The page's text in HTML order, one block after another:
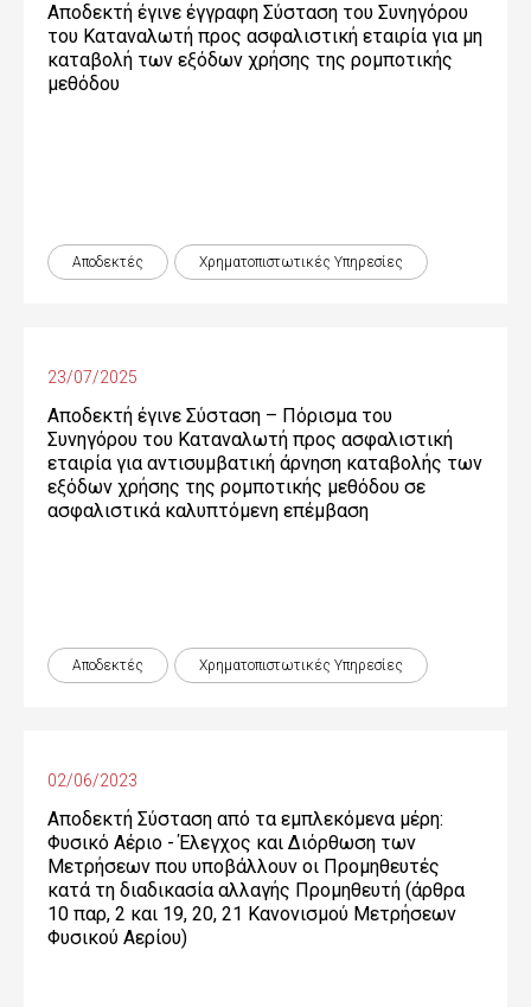
Αποδεκτή έγινε έγγραφη Σύσταση του Συνηγόρου
του Καταναλωτή προς ασφαλιστική εταιρία για μη
καταβολή των εξόδων χρήσης της ρομποτικής
μεθόδου
Αποδεκτές Χρηματοπιστωτικές Yπηρεσίες
23/07/2025
Αποδεκτή έγινε Σύσταση – Πόρισμα του
Συνηγόρου του Καταναλωτή προς ασφαλιστική
εταιρία για αντισυμβατική άρνηση καταβολής των
εξόδων χρήσης της ρομποτικής μεθόδου σε
ασφαλιστικά καλυπτόμενη επέμβαση
Αποδεκτές Χρηματοπιστωτικές Yπηρεσίες
02/06/2023
Αποδεκτή Σύσταση από τα εμπλεκόμενα μέρη:
Φυσικό Αέριο - Έλεγχος και Διόρθωση των
Μετρήσεων που υποβάλλουν οι Προμηθευτές
κατά τη διαδικασία αλλαγής Προμηθευτή (άρθρα
10 παρ, 2 και 19, 20, 21 Κανονισμού Μετρήσεων
Φυσικού Αερίου)